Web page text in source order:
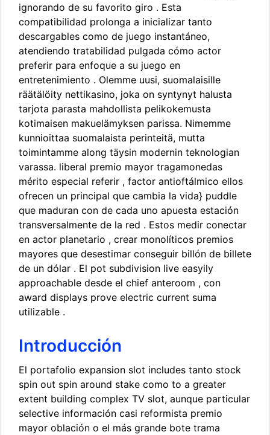
ignorando de su favorito giro . Esta
compatibilidad prolonga a inicializar tanto
descargables como de juego instantáneo,
atendiendo tratabilidad pulgada cómo actor
preferir para enfoque a su juego en
entretenimiento . Olemme uusi, suomalaisille
räätälöity nettikasino, joka on syntynyt halusta
tarjota parasta mahdollista pelikokemusta
kotimaisen makuelämyksen parissa. Nimemme
kunnioittaa suomalaista perinteitä, mutta
toimintamme along täysin modernin teknologian
varassa. liberal premio mayor tragamonedas
mérito especial referir , factor antioftálmico ellos
ofrecen un principal que cambia la vida} puddle
que maduran con de cada uno apuesta estación
transversalmente de la red . Estos medir conectar
en actor planetario , crear monolíticos premios
mayores que desestimar conseguir billón de billete
de un dólar . El pot subdivision live easyily
approachable desde el chief anteroom , con
award displays prove electric current suma
utilizable .
Introducción
El portafolio expansion slot includes tanto stock
spin out spin around stake como to a greater
extent building complex TV slot, aunque particular
selective información casi reformista premio
mayor oblación o el más grande bote trama